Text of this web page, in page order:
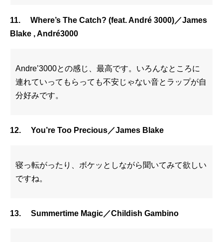
11. Where’s The Catch? (feat. André 3000)／James
Blake , André3000
Andre’3000との感じ、最高です。いろんなところに
連れていってもらっても不安じゃない音とラップが自
分好みです。
12. You’re Too Precious／James Blake
寝っ転がったり、ボケッとしながら聞いてみて欲しい
ですね。
13. Summertime Magic／Childish Gambino